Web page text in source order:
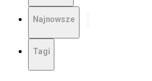
Najnowsze
Tagi